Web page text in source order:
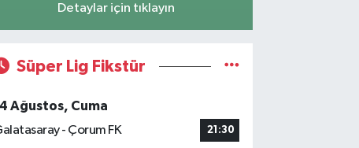
Detaylar için tıklayın
Süper Lig Fikstür
Ağustos, Cuma
- Çorum FK
21:30